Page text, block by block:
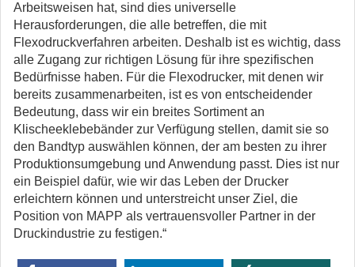
Arbeitsweisen hat, sind dies universelle
Herausforderungen, die alle betreffen, die mit
Flexodruckverfahren arbeiten. Deshalb ist es wichtig, dass
alle Zugang zur richtigen Lösung für ihre spezifischen
Bedürfnisse haben. Für die Flexodrucker, mit denen wir
bereits zusammenarbeiten, ist es von entscheidender
Bedeutung, dass wir ein breites Sortiment an
Klischeeklebebänder zur Verfügung stellen, damit sie so
den Bandtyp auswählen können, der am besten zu ihrer
Produktionsumgebung und Anwendung passt. Dies ist nur
ein Beispiel dafür, wie wir das Leben der Drucker
erleichtern können und unterstreicht unser Ziel, die
Position von MAPP als vertrauensvoller Partner in der
Druckindustrie zu festigen.“